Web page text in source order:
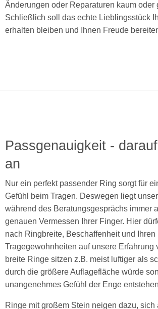
Änderungen oder Reparaturen kaum oder
Schließlich soll das echte Lieblingsstück
erhalten bleiben und Ihnen Freude
Passgenauigkeit -
an
Nur ein perfekt passender Ring sorgt für
Gefühl beim Tragen. Deswegen liegt
während des Beratungsgesprächs immer
genauen Vermessen Ihrer Finger. Hier
nach Ringbreite, Beschaffenheit und
Tragegewohnheiten auf unsere Erfahrung
breite Ringe sitzen z.B. meist luftiger als
durch die größere Auflagefläche würde
unangenehmes Gefühl der Enge
Ringe mit großem Stein neigen dazu, sich